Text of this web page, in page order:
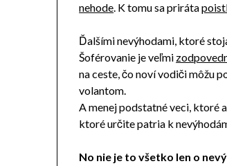
nehode. K tomu sa priráta
Ďalšími nevýhodami, ktoré
Šoférovanie je veľmi
na ceste, čo noví vodiči môžu
volantom.
A menej podstatné veci, ktoré
ktoré určite patria k
No nie je to všetko len o